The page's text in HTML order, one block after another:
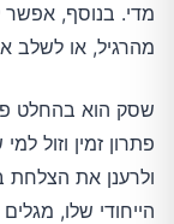
מדי. בנוסף, אפשר
מהרגיל, או לשלב
שסק הוא בהחלט
פתרון זמין וזול
ולרענן את
הייחודי שלו,